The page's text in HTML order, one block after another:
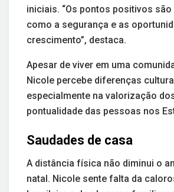
iniciais. “Os pontos positivos
como a segurança e as
crescimento”, destaca.
Apesar de viver em uma
Nicole percebe diferenças
especialmente na valorização
pontualidade das pessoas nos
Saudades de casa
A distância física não diminui o
natal. Nicole sente falta da